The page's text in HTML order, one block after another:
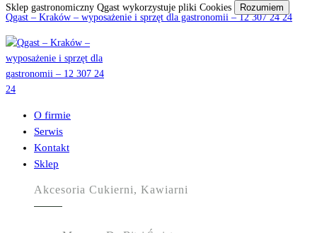
Qgast – Kraków – wyposażenie i sprzęt dla gastronomii – 12 307 24 24
O firmie
Serwis
Kontakt
Sklep
Akcesoria Cukierni, Kawiarni
Sklep gastronomiczny Qgast wykorzystuje pliki Cookies Rozumiem